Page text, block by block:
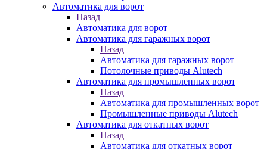
Автоматика для ворот
Назад
Автоматика для ворот
Автоматика для гаражных ворот
Назад
Автоматика для гаражных ворот
Потолочные приводы Alutech
Автоматика для промышленных ворот
Назад
Автоматика для промышленных ворот
Промышленные приводы Alutech
Автоматика для откатных ворот
Назад
Автоматика для откатных ворот